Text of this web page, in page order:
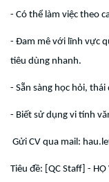
- Có thể làm việc theo
- Đam mê với lĩnh vực
tiêu dùng nhanh.
- Sẵn sàng học hỏi,
- Biết sử dụng vi tính
Gửi CV qua mail:
Tiêu đề: [QC Staff] - HỌ